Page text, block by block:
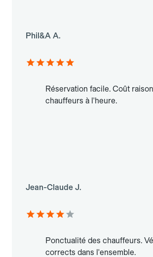
Phil&A A.
Réservation facile. Coût
chauffeurs à l'heure.
Jean-Claude J.
Ponctualité des chauffeurs.
corrects dans l'ensemble.